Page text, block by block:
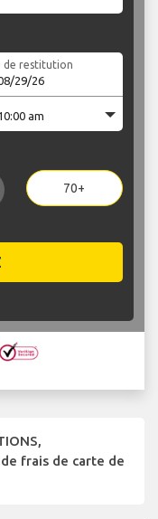
de restitution
70+
de frais de carte de